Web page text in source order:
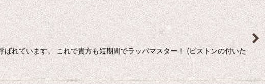
れています。 これで貴方も短期間でラッパマスター！ (ピストンの付いた